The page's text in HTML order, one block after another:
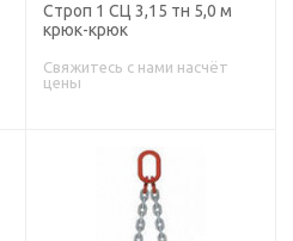
Строп 1 СЦ 3,15 тн 5,0 м
крюк-крюк
Свяжитесь с нами насчёт
цены